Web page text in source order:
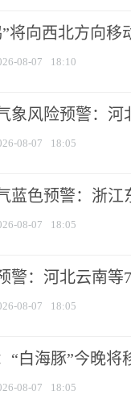
”将向西北方向移
08-07 18:10
象风险预警：河
08-07 18:05
蓝色预警：浙江
08-07 18:05
警：河北云南
08-07 18:05
“白海豚”今晚将
08-07 18:05